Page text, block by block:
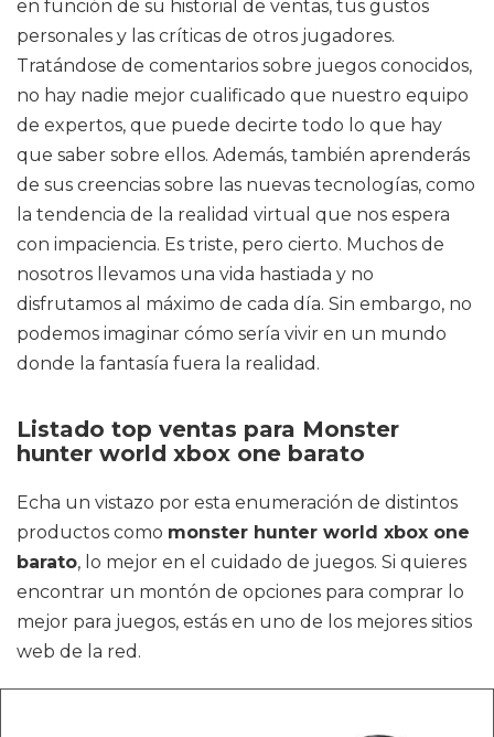
en función de su historial de ventas, tus gustos
personales y las críticas de otros jugadores.
Tratándose de comentarios sobre juegos conocidos,
no hay nadie mejor cualificado que nuestro equipo
de expertos, que puede decirte todo lo que hay
que saber sobre ellos. Además, también aprenderás
de sus creencias sobre las nuevas tecnologías, como
la tendencia de la realidad virtual que nos espera
con impaciencia. Es triste, pero cierto. Muchos de
nosotros llevamos una vida hastiada y no
disfrutamos al máximo de cada día. Sin embargo, no
podemos imaginar cómo sería vivir en un mundo
donde la fantasía fuera la realidad.
Listado top ventas para Monster
hunter world xbox one barato
Echa un vistazo por esta enumeración de distintos
productos como monster hunter world xbox one
barato, lo mejor en el cuidado de juegos. Si quieres
encontrar un montón de opciones para comprar lo
mejor para juegos, estás en uno de los mejores sitios
web de la red.